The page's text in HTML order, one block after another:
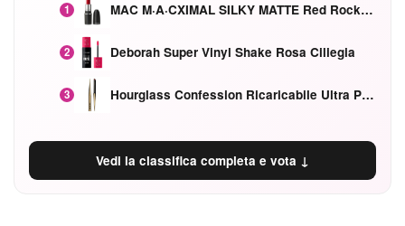
1 MAC M·A·CXIMAL SILKY MATTE Red Rock mat
2 Deborah Super Vinyl Shake Rosa Ciliegia
3 Hourglass Confession Ricaricabile Ultra Preciso Ad Alta Intensità Secretly Classic Red
Vedi la classifica completa e vota ↓